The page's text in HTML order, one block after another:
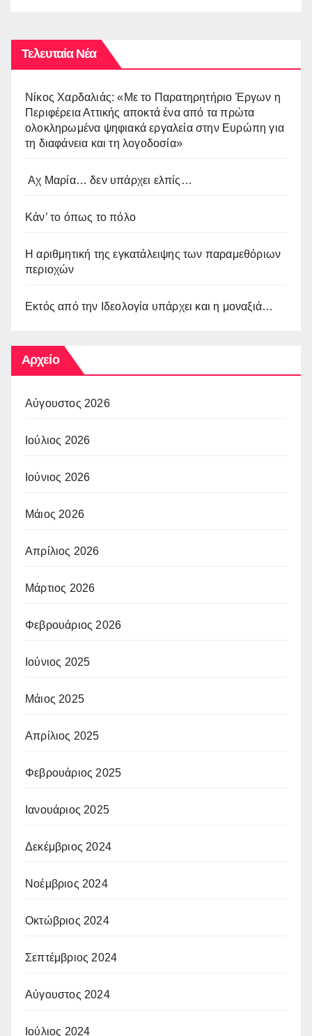
Τελευταία Νέα
Νίκος Χαρδαλιάς: «Με το Παρατηρητήριο Έργων η
Περιφέρεια Αττικής αποκτά ένα από τα πρώτα
ολοκληρωμένα ψηφιακά εργαλεία στην Ευρώπη για
τη διαφάνεια και τη λογοδοσία»
Αχ Μαρία… δεν υπάρχει ελπίς…
Κάν’ το όπως το πόλο
Η αριθμητική της εγκατάλειψης των παραμεθόριων
περιοχών
Εκτός από την Ιδεολογία υπάρχει και η μοναξιά…
Αρχείο
Αύγουστος 2026
Ιούλιος 2026
Ιούνιος 2026
Μάιος 2026
Απρίλιος 2026
Μάρτιος 2026
Φεβρουάριος 2026
Ιούνιος 2025
Μάιος 2025
Απρίλιος 2025
Φεβρουάριος 2025
Ιανουάριος 2025
Δεκέμβριος 2024
Νοέμβριος 2024
Οκτώβριος 2024
Σεπτέμβριος 2024
Αύγουστος 2024
Ιούλιος 2024